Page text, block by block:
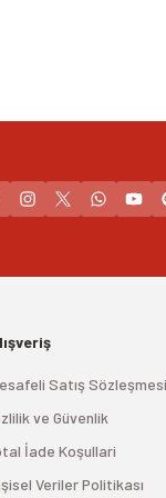
Satış Sözleşmesi
ve Güvenlik
İade Koşullari
Veriler Politikası